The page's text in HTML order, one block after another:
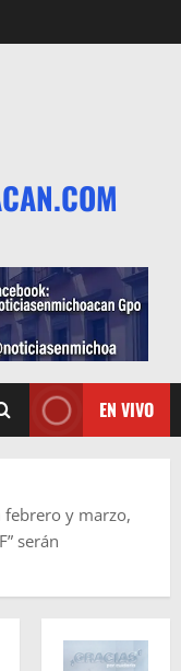
EN VIVO
febrero y marzo,
serán